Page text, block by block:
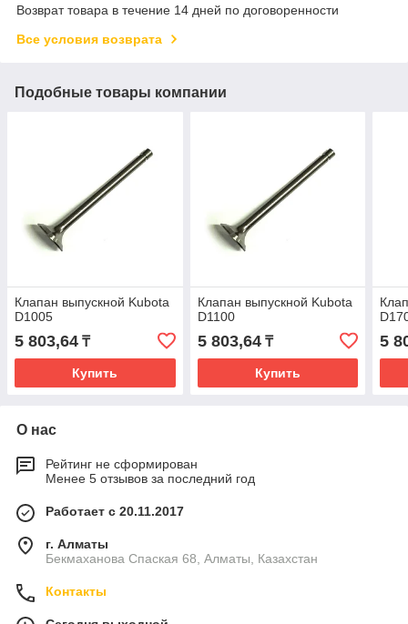
Возврат товара в течение 14 дней по договоренности
Все условия возврата
Подобные товары компании
Клапан выпускной Kubota
D1005
5 803,64 ₸
Купить
Клапан выпускной Kubota
D1100
5 803,64₸
Купить
5
О нас
Рейтинг не сформирован
Менее 5 отзывов за последний год
Работает с 20.11.2017
г. Алматы
Бекмаханова Спаская 68, Алматы, Казахстан
Контакты